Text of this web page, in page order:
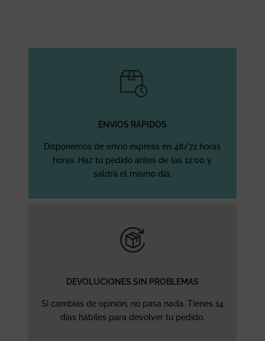
ENVÍOS RÁPIDOS
Disponemos de envío express en 48/72 horas
horas. Haz tu pedido antes de las 12:00 y
saldrá el mismo día.
DEVOLUCIONES SIN PROBLEMAS
Si cambias de opinión, no pasa nada. Tienes 14
días hábiles para devolver tu pedido.